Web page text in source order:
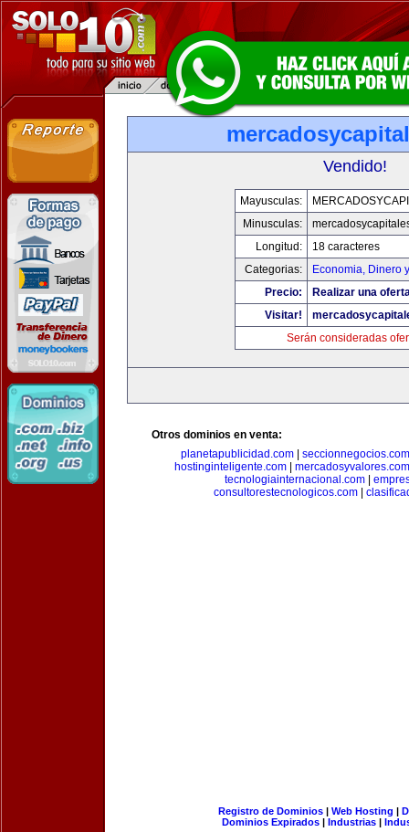
Vendido!
Mayusculas:
Minusculas:
Longitud:
18 caracteres
Categorias:
Economia, Dinero
Precio:
Realizar una
Visitar!
Serán consideradas
Otros dominios en venta:
planetapublicidad.com| seccionnegocios.com
hostinginteligente.com
mercadosyvalores.com
tecnologiainternacional.com|
consultorestecnologicos.com
Registro de Dominios| Web Hosting |
Dominios Expirados | Industrias |